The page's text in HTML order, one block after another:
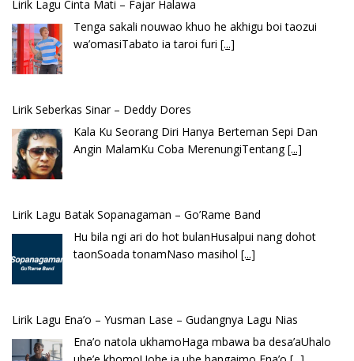
Kala Ku Seorang Diri Hanya Berteman Sepi Dan
Hu bila ngi ari do hot bulanHusalpui nang dohot
Ena’o natola ukhamoHaga mbawa ba desa’aUhalo
Bembambörö dödöu he akhiguMene mene sino